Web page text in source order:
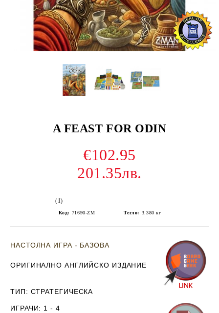
A FEAST FOR ODIN
€102.95
201.35лв.
(1)
Код: 71690-ZM Тегло: 3.380 кг
НАСТОЛНА ИГРА - БАЗОВА
ОРИГИНАЛНО АНГЛИЙСКО ИЗДАНИЕ
ТИП: СТРАТЕГИЧЕСКА
ИГРАЧИ: 1 - 4